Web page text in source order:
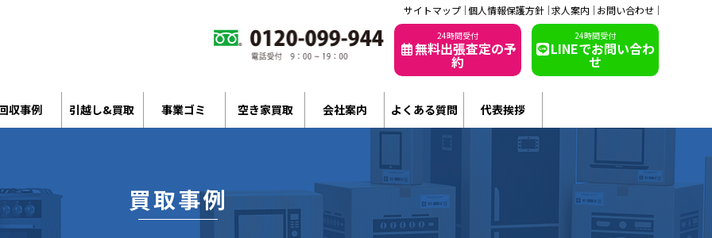
サイトマップ 個人情報保護方針 求人案内 お問い合わせ
24時間受付
無料出張査定の予
約
24時間受付
LINEでお問い合わ
せ
収事例 引越し&買取 事業ゴミ 空き家買取 会社案内 よくある質問 代表挨拶
買取事例